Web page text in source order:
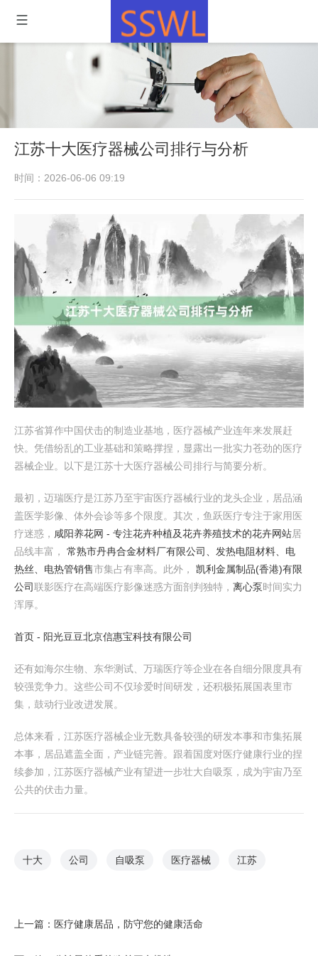
江苏十大医疗器械公司排行与分析
时间：2026-06-06 09:19
江苏省算作中国伏击的制造业基地，医疗器械产业连年来发展赶
快。凭借纷乱的工业基础和策略撑捏，显露出一批实力苍劲的医疗
器械企业。以下是江苏十大医疗器械公司排行与简要分析。
最初，迈瑞医疗是江苏乃至宇宙医疗器械行业的龙头企业，居品涵
盖医学影像、体外会诊等多个限度。其次，鱼跃医疗专注于家用医
疗迷惑， 咸阳养花网 - 专注花卉种植及花卉养殖技术的花卉网站居
品线丰富， 常熟市丹冉合金材料厂有限公司、发热电阻材料、电
热丝、电热管销售市集占有率高。此外， 凯利金属制品(香港)有限
公司联影医疗在高端医疗影像迷惑方面剖判独特， 离心泵时间实力
浑厚。
首页 - 阳光豆豆北京信惠宝科技有限公司
还有如海尔生物、东华测试、万瑞医疗等企业在各自细分限度具有
较强竞争力。这些公司不仅珍爱时间研发，还积极拓展国表里市
集，鼓动行业改进发展。
总体来看，江苏医疗器械企业无数具备较强的研发本事和市集拓展
本事，居品遮盖全面，产业链完善。跟着国度对医疗健康行业的捏
续参加，江苏医疗器械产业有望进一步壮大自吸泵，成为宇宙乃至
公共的伏击力量。
十大 公司 自吸泵 医疗器械 江苏
上一篇： 医疗健康居品，防守您的健康活命